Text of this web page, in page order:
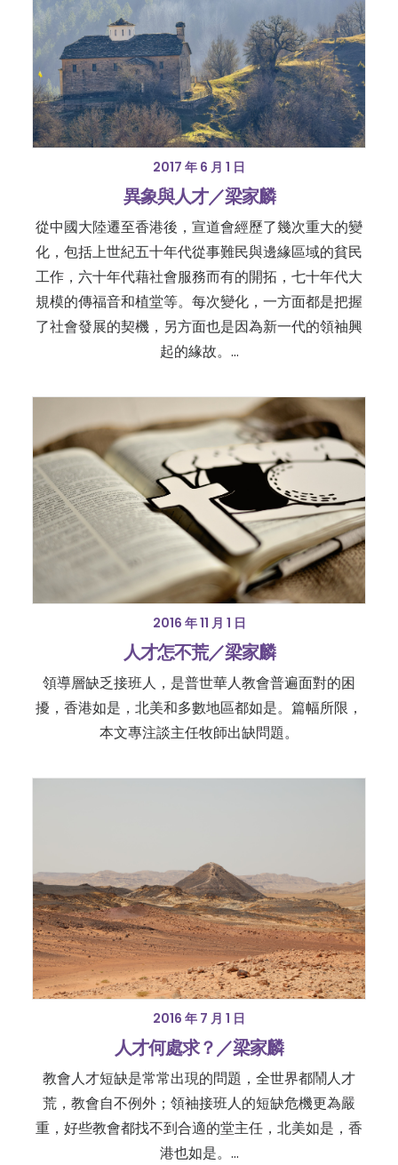
2017 年 6 月 1 日
異象與人才／梁家麟
從中國大陸遷至香港後，宣道會經歷了幾次重大的變
化，包括上世紀五十年代從事難民與邊緣區域的貧民
工作，六十年代藉社會服務而有的開拓，七十年代大
規模的傳福音和植堂等。每次變化，一方面都是把握
了社會發展的契機，另方面也是因為新一代的領袖興
起的緣故。…
2016 年 11 月 1 日
人才怎不荒／梁家麟
領導層缺乏接班人，是普世華人教會普遍面對的困
擾，香港如是，北美和多數地區都如是。篇幅所限，
本文專注談主任牧師出缺問題。
2016 年 7 月 1 日
人才何處求？／梁家麟
教會人才短缺是常常出現的問題，全世界都鬧人才
荒，教會自不例外；領袖接班人的短缺危機更為嚴
重，好些教會都找不到合適的堂主任，北美如是，香
港也如是。…